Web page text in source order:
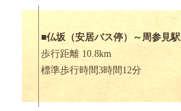
■仏坂（安居バス停）～周参見駅
歩行距離 10.8km
標準歩行時間3時間12分